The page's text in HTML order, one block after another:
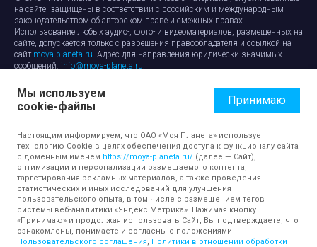
на сайте, защищены в соответствии с российским и международным
законодательством об авторском праве и смежных правах.
Использование любых аудио-, фото- и видеоматериалов, размещенных на
сайте, допускается только с разрешения правообладателя и ссылкой на
сайт moya-planeta.ru. Адрес для направления юридически значимых
сообщений: info@moya-planeta.ru.
Правила сайтаРабота с cookie-файлами
Защита персональных данных
Обработка персональных данных
Мы используем
cookie-файлы
Принимаю
Настоящим информируем, что ОАО «Моя Планета» использует
технологию Cookie в целях обеспечения доступа к функционалу сайта
с доменным именем https://moya-planeta.ru/ (далее — Сайт),
оптимизации и персонализации размещаемого контента,
таргетирования рекламных материалов, а также проведения
статистических и иных исследований для улучшения
пользовательского опыта, в том числе с размещением тегов
системы веб-аналитики «Яндекс Метрика». Нажимая кнопку
«Принимаю» и продолжая использовать Сайт, Вы подтверждаете, что
ознакомлены, понимаете и согласны с положениями
Пользовательского соглашения, Политики в отношении обработки